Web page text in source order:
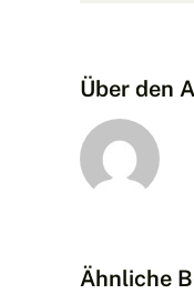
Über den
Ähnliche